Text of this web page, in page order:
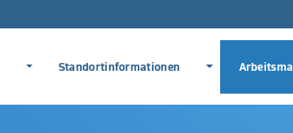
Direkt zur Hauptnavigation
Direkt zum Inhalt
Menü erweitern
Standortinformationen Menü erweitern